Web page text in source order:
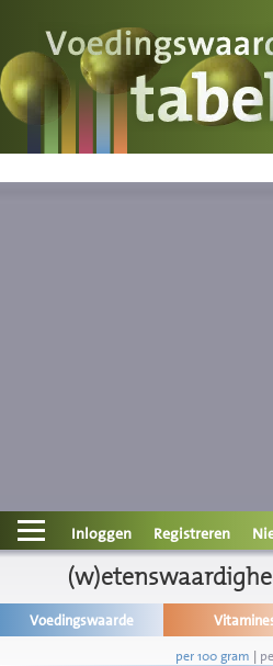
Voedingswaarde
Wat is wat?
Contact
Informatie
Disclaimer
Inloggen Registreren
Voedingswaarde
per 100 gram |